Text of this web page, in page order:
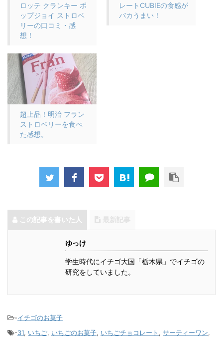
ロッテ クランキー ポ
ップジョイ ストロベ
リーの口コミ・感
想！
レートCUBIEの食感が
バカうまい！
超上品！明治 フラン
ストロベリーを食べ
た感想。
この記事を書いた人
ゆっけ
学生時代にイチゴ大国「栃木県」でイチゴの
研究をしていました。
-イチゴのお菓子
-31, いちご, いちごのお菓子, いちごチョコレート , サーティーワン,